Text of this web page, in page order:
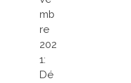
mb
re
202
1:
Dé